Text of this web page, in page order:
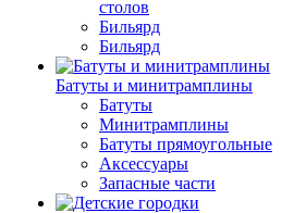
столов
Бильяpд
Бильяpд
Батуты и минитрамплины
Батуты
Минитрамплины
Батуты прямоугольные
Аксессуары
Запасные части